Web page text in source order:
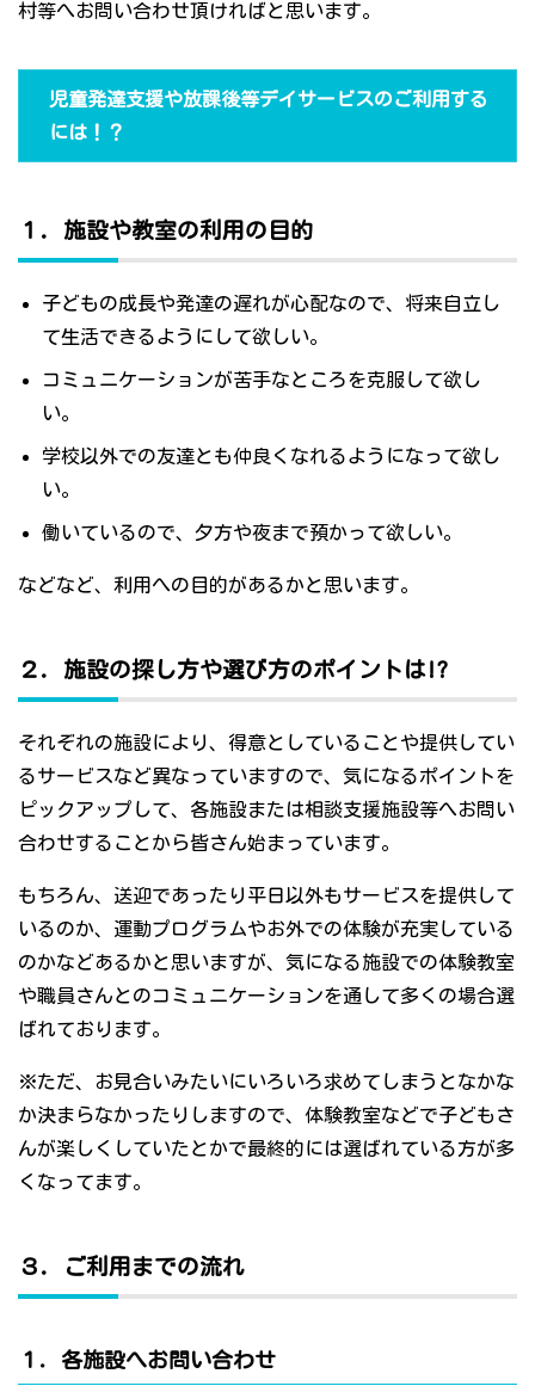
村等へお問い合わせ頂ければと思います。
児童発達支援や放課後等デイサービスのご利用する
には！？
１．施設や教室の利用の目的
子どもの成長や発達の遅れが心配なので、将来自立し
て生活できるようにして欲しい。
コミュニケーションが苦手なところを克服して欲し
い。
学校以外での友達とも仲良くなれるようになって欲し
い。
働いているので、夕方や夜まで預かって欲しい。
などなど、利用への目的があるかと思います。
２．施設の探し方や選び方のポイントは!?
それぞれの施設により、得意としていることや提供してい
るサービスなど異なっていますので、気になるポイントを
ピックアップして、各施設または相談支援施設等へお問い
合わせすることから皆さん始まっています。
もちろん、送迎であったり平日以外もサービスを提供して
いるのか、運動プログラムやお外での体験が充実している
のかなどあるかと思いますが、気になる施設での体験教室
や職員さんとのコミュニケーションを通して多くの場合選
ばれております。
※ただ、お見合いみたいにいろいろ求めてしまうとなかな
か決まらなかったりしますので、体験教室などで子どもさ
んが楽しくしていたとかで最終的には選ばれている方が多
くなってます。
３．ご利用までの流れ
１．各施設へお問い合わせ